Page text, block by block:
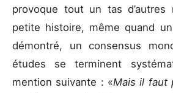
provoque tout un tas d’autres
petite histoire, même quand
démontré, un consensus
études se terminent
mention suivante : «Mais il faut